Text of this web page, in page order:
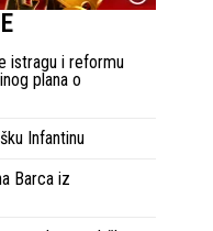
istragu i reformu
plana o
Infantinu
Barca iz